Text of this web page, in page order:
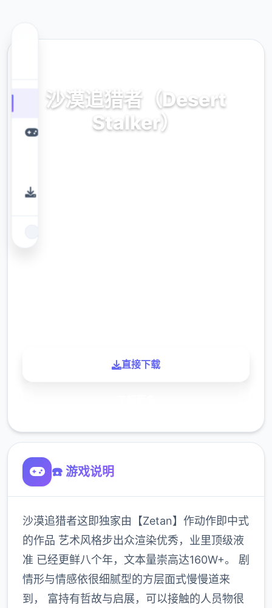
沙漠追猎者（Desert
Stalker）
直接下载
☎️ 游戏说明
沙漠追猎者这即独家由【Zetan】作动作即中式
的作品 艺术风格步出众渲染优秀，业里顶级液
准 已经更鲜八个年，文本量崇高达160W+。 剧
情形与情感依很细腻型的方层面式慢慢道来
到， 富持有哲故与启展，可以接触的人员物很